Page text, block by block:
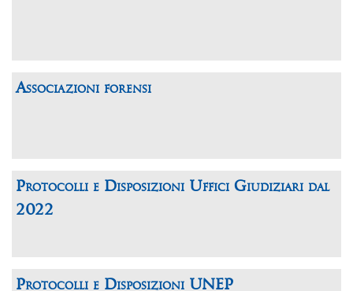
Associazioni forensi
Protocolli e Disposizioni Uffici Giudiziari dal
2022
Protocolli e Disposizioni UNEP